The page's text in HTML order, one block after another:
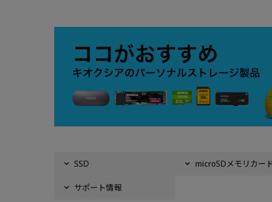
SSD microSDメモリカー
サポート情報